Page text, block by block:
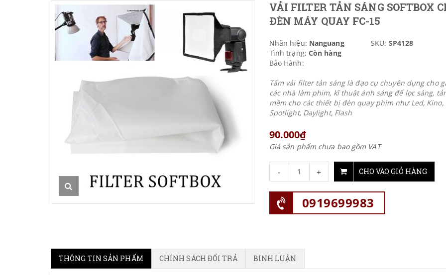
VẢI FILTER TẢN SÁNG SOFTBOX
ĐÈN MÁY QUAY FC-15
Nhãn hiệu: Nanguang SKU: SP4128
Tình trạng: Còn hàng
Bảo Hành:
Tấm vải filter tản sáng là đạo cụ chuyên dụng cho
các nhà làm phim, kĩ thuật ánh sáng để lọc sáng,
mềm cho các thiết bị đèn quay phim như Led, Kino,
Spotlight, Daylight, Flash
90.000₫
Giá sản phẩm chưa bao gồm VAT
- + CHO VÀO GIỎ HÀNG
0919699983
THÔNG TIN SẢN PHẨM CHÍNH SÁCH ĐỔI TRẢ BÌNH LUẬN